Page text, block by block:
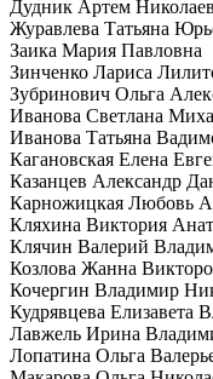
Дудник Артем
Журавлева Татьяна
Заика Мария Павловна
Зинченко Лариса
Зубринович Ольга
Иванова Светлана
Иванова Татьяна
Кагановская Елена
Казанцев Александр
Карножицкая Любовь
Кляхина Виктория
Клячин Валерий
Козлова Жанна
Кочергин Владимир
Кудрявцева Елизавета
Лавжель Ирина
Лопатина Ольга